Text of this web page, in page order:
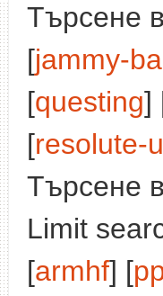
Търсене
[jammy-
[questing]
[resolute-
Търсене
Limit
[armhf] [